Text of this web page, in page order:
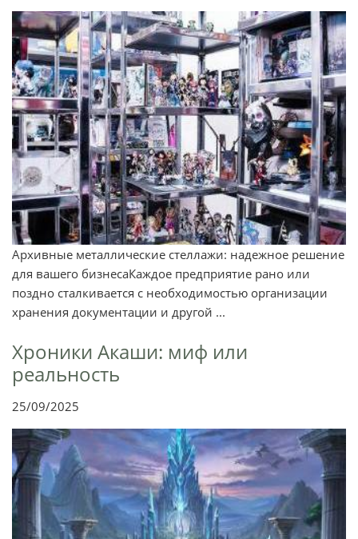
Архивные металлические стеллажи: надежное решение
для вашего бизнесаКаждое предприятие рано или
поздно сталкивается с необходимостью организации
хранения документации и другой ...
Хроники Акаши: миф или
реальность
25/09/2025